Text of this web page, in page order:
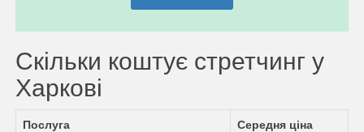
Скільки коштує стретчинг у
Харкові
Послуга Середня ціна